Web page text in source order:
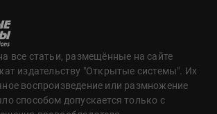
все статьи, размещённые на сайте
издательству "Открытые системы". Их
воспроизведение или размножение
способом допускается только с